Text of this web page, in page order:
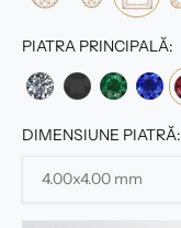
PIATRA PRINCIPALĂ:
DIMENSIUNE PIATRĂ: